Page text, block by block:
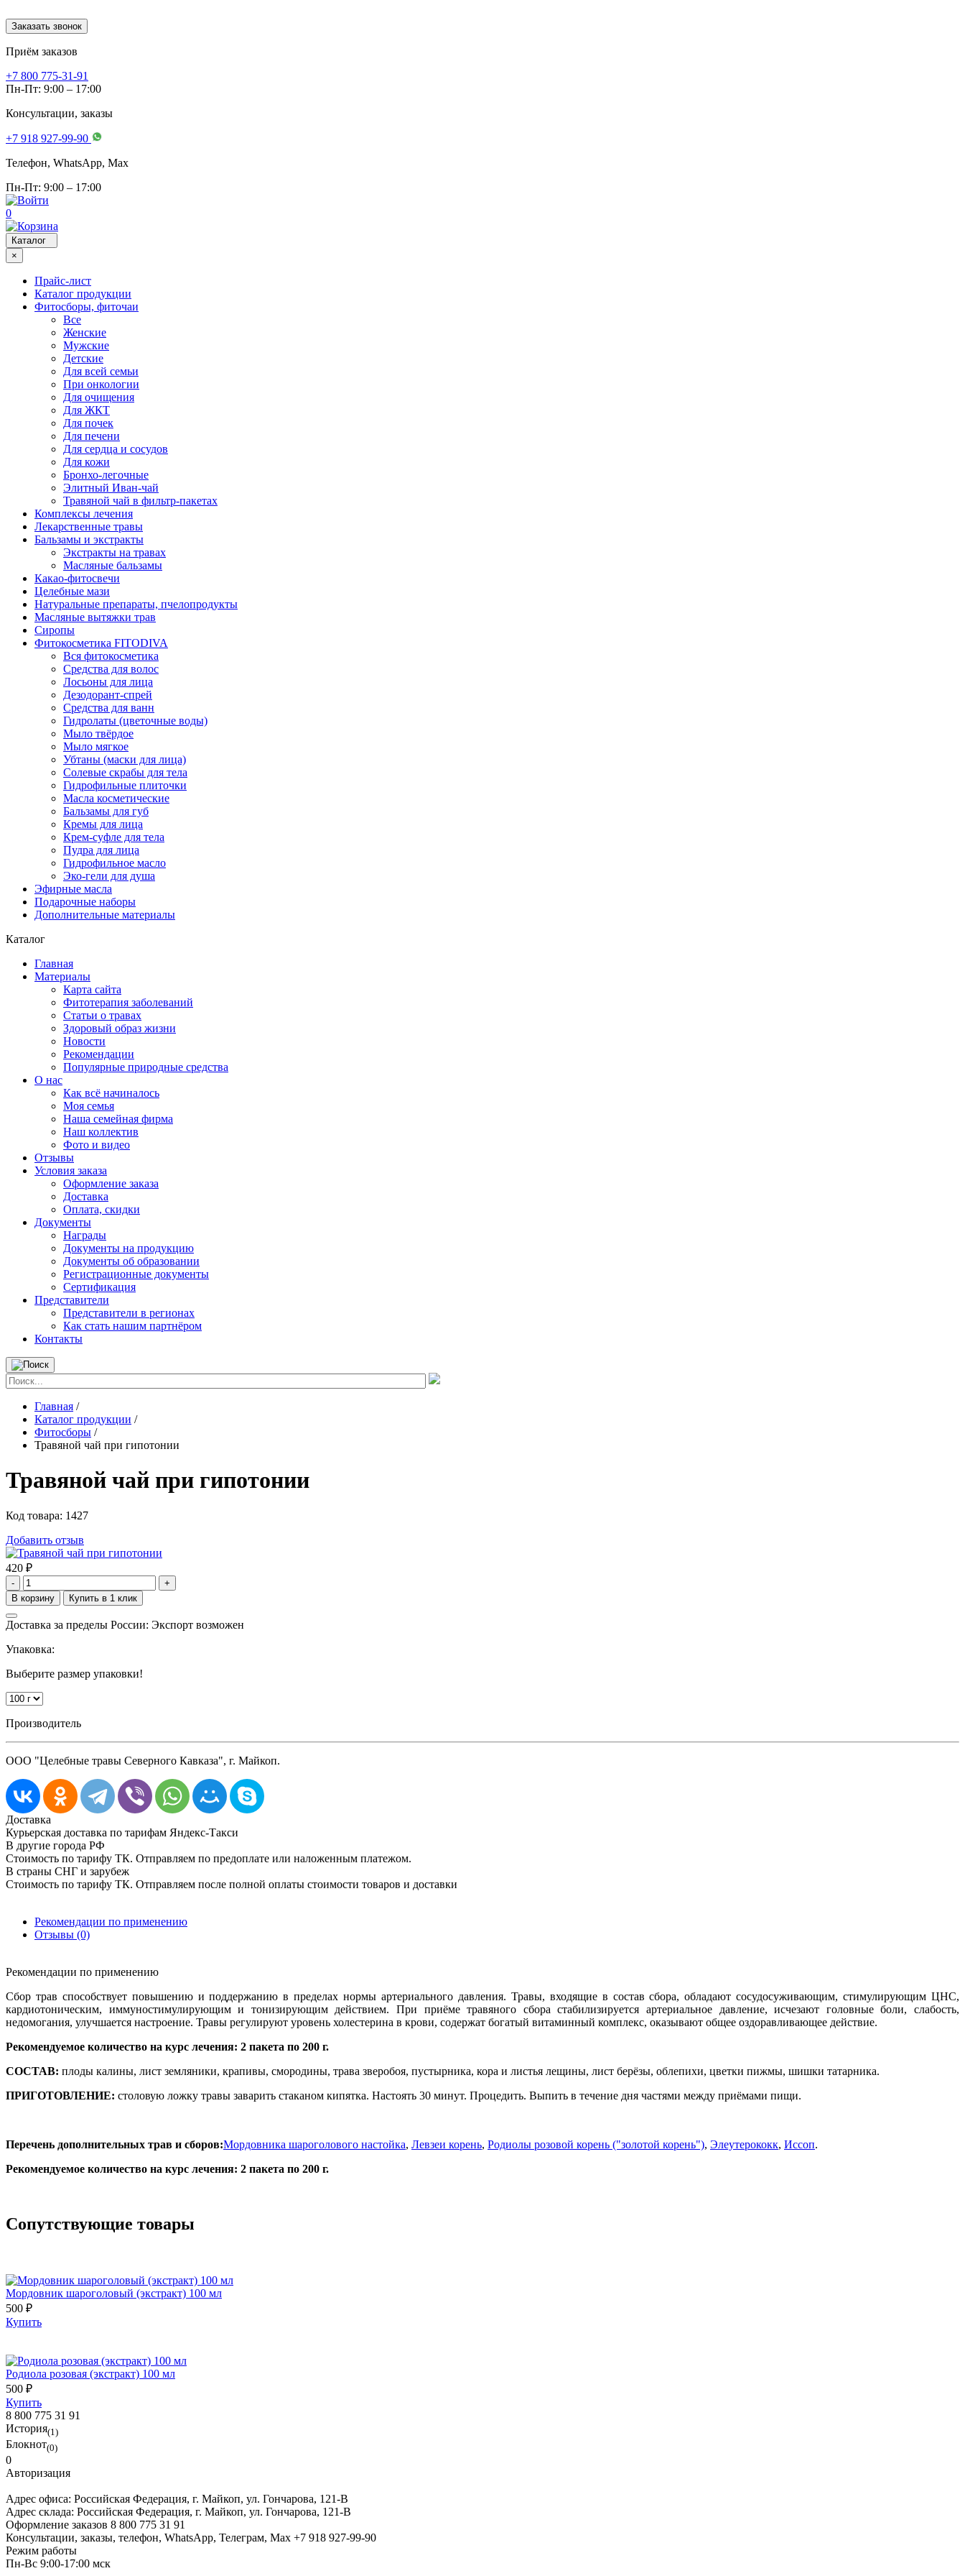
Заказать звонок
Приём заказов
+7 800 775-31-91
Пн-Пт: 9:00 – 17:00
Консультации, заказы
+7 918 927-99-90
Телефон, WhatsApp, Мах
Пн-Пт: 9:00 – 17:00
0
Каталог
×
Прайс-лист
Каталог продукции
Фитосборы, фиточаи
Все
Женские
Мужские
Детские
Для всей семьи
При онкологии
Для очищения
Для ЖКТ
Для почек
Для печени
Для сердца и сосудов
Для кожи
Бронхо-легочные
Элитный Иван-чай
Травяной чай в фильтр-пакетах
Комплексы лечения
Лекарственные травы
Бальзамы и экстракты
Экстракты на травах
Масляные бальзамы
Какао-фитосвечи
Целебные мази
Натуральные препараты, пчелопродукты
Масляные вытяжки трав
Сиропы
Фитокосметика FITODIVA
Вся фитокосметика
Средства для волос
Лосьоны для лица
Дезодорант-спрей
Средства для ванн
Гидролаты (цветочные воды)
Мыло твёрдое
Мыло мягкое
Убтаны (маски для лица)
Солевые скрабы для тела
Гидрофильные плиточки
Масла косметические
Бальзамы для губ
Кремы для лица
Крем-суфле для тела
Пудра для лица
Гидрофильное масло
Эко-гели для душа
Эфирные масла
Подарочные наборы
Дополнительные материалы
Каталог
Главная
Материалы
Карта сайта
Фитотерапия заболеваний
Статьи о травах
Здоровый образ жизни
Новости
Рекомендации
Популярные природные средства
О нас
Как всё начиналось
Моя семья
Наша семейная фирма
Наш коллектив
Фото и видео
Отзывы
Условия заказа
Оформление заказа
Доставка
Оплата, скидки
Документы
Награды
Документы на продукцию
Документы об образовании
Регистрационные документы
Сертификация
Представители
Представители в регионах
Как стать нашим партнёром
Контакты
Главная /
Каталог продукции /
Фитосборы /
Травяной чай при гипотонии
Травяной чай при гипотонии
Код товара: 1427
Добавить отзыв
420 ₽
- +
Доставка за пределы России: Экспорт возможен
Упаковка:
Выберите размер упаковки!
Производитель
ООО "Целебные травы Северного Кавказа", г. Майкоп.
Доставка
Курьерская доставка по тарифам Яндекс-Такси
В другие города РФ
Стоимость по тарифу ТК. Отправляем по предоплате или наложенным платежом.
В страны СНГ и зарубеж
Стоимость по тарифу ТК. Отправляем после полной оплаты стоимости товаров и доставки
Рекомендации по применению
Отзывы (0)
Рекомендации по применению
Сбор трав способствует повышению и поддержанию в пределах нормы артериального давления. Травы, входящие в состав сбора, обладают сосудосуживающим, стимулирующим ЦНС,
кардиотоническим, иммуностимулирующим и тонизирующим действием. При приёме травяного сбора стабилизируется артериальное давление, исчезают головные боли, слабость,
недомогания, улучшается настроение. Травы регулируют уровень холестерина в крови, содержат богатый витаминный комплекс, оказывают общее оздоравливающее действие.
Рекомендуемое количество на курс лечения: 2 пакета по 200 г.
СОСТАВ: плоды калины, лист земляники, крапивы, смородины, трава зверобоя, пустырника, кора и листья лещины, лист берёзы, облепихи, цветки пижмы, шишки татарника.
ПРИГОТОВЛЕНИЕ: столовую ложку травы заварить стаканом кипятка. Настоять 30 минут. Процедить. Выпить в течение дня частями между приёмами пищи.
Перечень дополнительных трав и сборов:Мордовника шароголового настойка, Левзеи корень, Родиолы розовой корень ("золотой корень"), Элеутерококк, Иссоп.
Рекомендуемое количество на курс лечения: 2 пакета по 200 г.
Сопутствующие товары
Мордовник шароголовый (экстракт) 100 мл
500 ₽
Купить
Родиола розовая (экстракт) 100 мл
500 ₽
Купить
8 800 775 31 91
История(1)
Блокнот(0)
0
Авторизация
Адрес офиса: Российская Федерация, г. Майкоп, ул. Гончарова, 121-В
Адрес склада: Российская Федерация, г. Майкоп, ул. Гончарова, 121-В
Оформление заказов 8 800 775 31 91
Консультации, заказы, телефон, WhatsApp, Телеграм, Мах +7 918 927-99-90
Режим работы
Пн-Вс 9:00-17:00 мск